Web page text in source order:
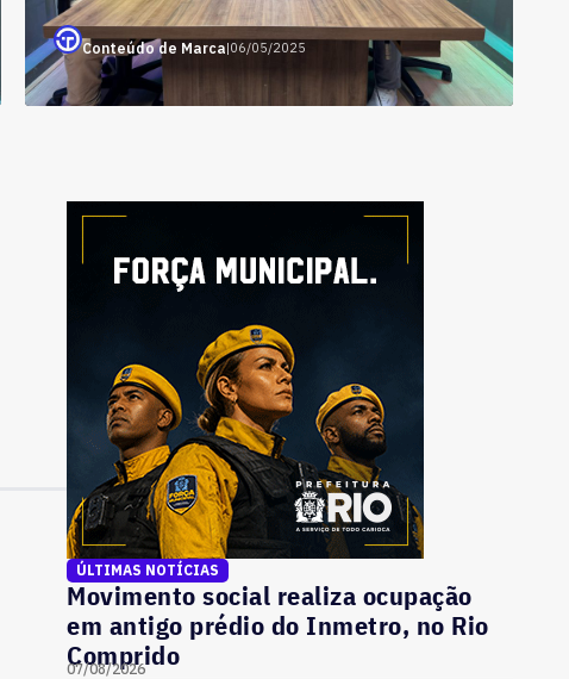
Conteúdo de Marca|06/05/2025
ÚLTIMAS NOTÍCIAS
Movimento social realiza ocupação
em antigo prédio do Inmetro, no Rio
Comprido
07/08/2026